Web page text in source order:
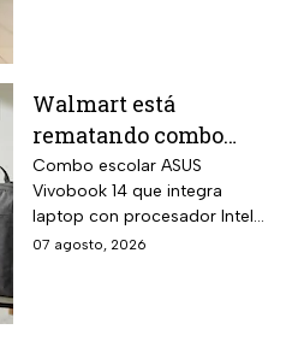
Walmart está
rematando combo
para regreso a clases
con laptop ASUS
Vivobook de 256GB y
14 pulgadas + mochila
Combo escolar ASUS
Vivobook 14 que integra
laptop con procesador Intel
Core i3-1315U de 6 núcleos
07 agosto, 2026